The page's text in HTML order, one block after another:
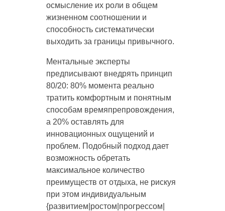
осмысление их роли в общем
жизненном соотношении и
способность систематически
выходить за границы привычного.
Ментальные эксперты
предписывают внедрять принцип
80/20: 80% момента реально
тратить комфортным и понятным
способам времяпрепровождения,
а 20% оставлять для
инновационных ощущений и
проблем. Подобный подход дает
возможность обретать
максимальное количество
преимуществ от отдыха, не рискуя
при этом индивидуальным
{развитием|ростом|прогрессом|